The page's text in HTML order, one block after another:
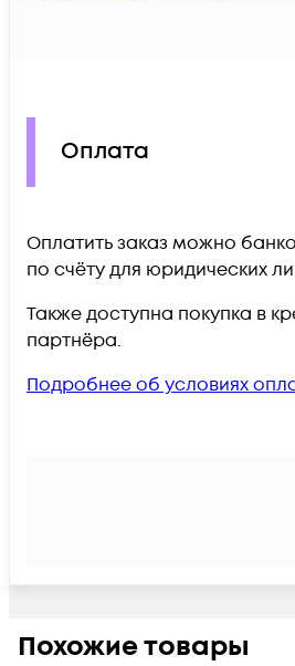
Оплата
Оплатить заказ можно
по счёту для юридических
Также доступна покупка в
партнёра.
Подробнее об условиях
Похожие товары